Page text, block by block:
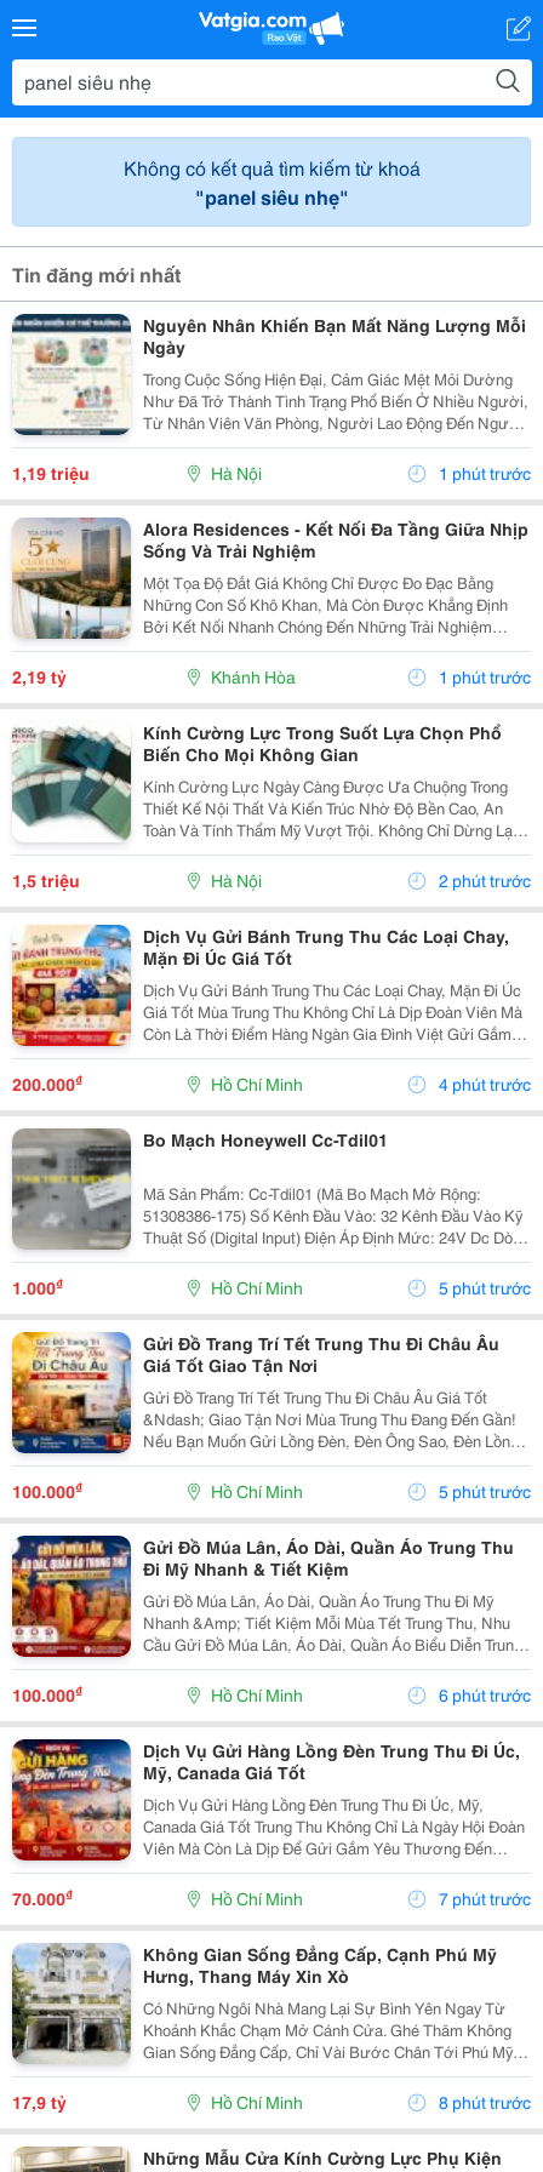
Không có kết quả tìm kiếm từ khoá
"panel siêu nhẹ"
Tin đăng mới nhất
Nguyên Nhân Khiến Bạn Mất Năng Lượng Mỗi
Ngày
Trong Cuộc Sống Hiện Đại, Cảm Giác Mệt Mỏi Dường
Như Đã Trở Thành Tình Trạng Phổ Biến Ở Nhiều Người,
Từ Nhân Viên Văn Phòng, Người Lao Động Đến Người
Cao Tuổi. Không Ít Người Thức Dậy Sau Một Giấc Ngủ
Dài Nhưng Vẫn Cảm Thấy Uể Oải, Thiếu Năng Lượng...
1,19 triệu Hà Nội 1 phút trước
Alora Residences - Kết Nối Đa Tầng Giữa Nhịp
Sống Và Trải Nghiệm
Một Tọa Độ Đắt Giá Không Chỉ Được Đo Đạc Bằng
Những Con Số Khô Khan, Mà Còn Được Khẳng Định
Bởi Kết Nối Nhanh Chóng Đến Những Trải Nghiệm
Khác Biệt. Tọa Lạc Tại Vị Trí Độc Tôn Ngay Mũi Vịnh
Nha Trang, Alora Residences Sở Hữu Lợi Thế Kết Nối
2,19 tỷ Khánh Hòa 1 phút trước
Kính Cường Lực Trong Suốt Lựa Chọn Phổ
Biến Cho Mọi Không Gian
Kính Cường Lực Ngày Càng Được Ưa Chuộng Trong
Thiết Kế Nội Thất Và Kiến Trúc Nhờ Độ Bền Cao, An
Toàn Và Tính Thẩm Mỹ Vượt Trội. Không Chỉ Dừng Lại
Ở Tính Năng Cơ Bản, Sự Đa Dạng Về Màu Sắc Của
Kính Cường Lực Còn Giúp Tạo Nên Dấu Ấn Riêng Cho
Không...
1,5 triệu Hà Nội 2 phút trước
Dịch Vụ Gửi Bánh Trung Thu Các Loại Chay,
Mặn Đi Úc Giá Tốt
Dịch Vụ Gửi Bánh Trung Thu Các Loại Chay, Mặn Đi Úc
Giá Tốt Mùa Trung Thu Không Chỉ Là Dịp Đoàn Viên Mà
Còn Là Thời Điểm Hàng Ngàn Gia Đình Việt Gửi Gắm
Yêu Thương Đến Người Thân Đang Sinh Sống, Học
Tập Và Làm Việc Tại Úc. Một Hộp Bánh Trung Thu...
200.000₫ Hồ Chí Minh 4 phút trước
Bo Mạch Honeywell Cc-Tdil01
Mã Sản Phẩm: Cc-Tdil01 (Mã Bo Mạch Mở Rộng:
51308386-175) Số Kênh Đầu Vào: 32 Kênh Đầu Vào Kỹ
Thuật Số (Digital Input) Điện Áp Định Mức: 24V Dc Dòng
Điện Hoạt Động: 0.190 A Ở 24V Dc Mức Tản Nhiệt:
4.220 Watts Cơ Chế Bảo Vệ: Các Bo Mạch Đều...
1.000₫ Hồ Chí Minh 5 phút trước
Gửi Đồ Trang Trí Tết Trung Thu Đi Châu Âu
Giá Tốt Giao Tận Nơi
Gửi Đồ Trang Trí Tết Trung Thu Đi Châu Âu Giá Tốt
&Ndash; Giao Tận Nơi Mùa Trung Thu Đang Đến Gần!
Nếu Bạn Muốn Gửi Lồng Đèn, Đèn Ông Sao, Đèn Lồng
Vải, Phụ Kiện Trang Trí, Mô Hình Trung Thu, Đồ
Handmade, Đồ Decor Cửa Hàng, Quà Tặng Lễ Hội
100.000₫ Hồ Chí Minh 5 phút trước
Gửi Đồ Múa Lân, Áo Dài, Quần Áo Trung Thu
Đi Mỹ Nhanh & Tiết Kiệm
Gửi Đồ Múa Lân, Áo Dài, Quần Áo Trung Thu Đi Mỹ
Nhanh &Amp; Tiết Kiệm Mỗi Mùa Tết Trung Thu, Nhu
Cầu Gửi Đồ Múa Lân, Áo Dài, Quần Áo Biểu Diễn Trung
Thu Đi Mỹ Lại Tăng Mạnh. Đây Không Chỉ Là Những Bộ
Trang Phục Thông Thường Mà Còn Là Nét Đẹp Văn...
100.000₫ Hồ Chí Minh 6 phút trước
Dịch Vụ Gửi Hàng Lồng Đèn Trung Thu Đi Úc,
Mỹ, Canada Giá Tốt
Dịch Vụ Gửi Hàng Lồng Đèn Trung Thu Đi Úc, Mỹ,
Canada Giá Tốt Trung Thu Không Chỉ Là Ngày Hội Đoàn
Viên Mà Còn Là Dịp Để Gửi Gắm Yêu Thương Đến
Người Thân Đang Sinh Sống Và Làm Việc Tại Nước
Ngoài. Một Chiếc Lồng Đèn Truyền Thống Mang Theo
Hương...
70.000₫ Hồ Chí Minh 7 phút trước
Không Gian Sống Đẳng Cấp, Cạnh Phú Mỹ
Hưng, Thang Máy Xin Xò
Có Những Ngôi Nhà Mang Lại Sự Bình Yên Ngay Từ
Khoảnh Khắc Chạm Mở Cánh Cửa. Ghé Thăm Không
Gian Sống Đẳng Cấp, Chỉ Vài Bước Chân Tới Phú Mỹ
Hưng: - Vị Trí: Kdc Tân Mỹ, Đường Rộng 20M Thông
Thoáng - Diện Tích: 5 &Times; 18M &Bull; 1 Trệt 3 Lầu...
17,9 tỷ Hồ Chí Minh 8 phút trước
Những Mẫu Cửa Kính Cường Lực Phụ Kiện